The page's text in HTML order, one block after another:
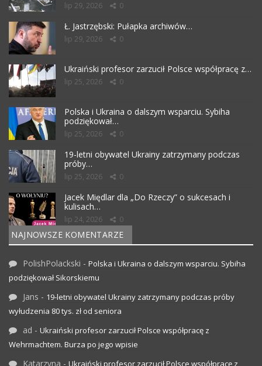
lip 29, 2026 0
Ł. Jastrzębski: Pułapka archiwów…
lip 29, 2026 0
Ukraiński profesor zarzucił Polsce współpracę z…
lip 25, 2026 0
Polska i Ukraina o dalszym wsparciu. Sybiha
podziękował…
lip 25, 2026 0
19-letni obywatel Ukrainy zatrzymany podczas
próby…
lip 25, 2026 0
Jacek Międlar dla „Do Rzeczy” o sukcesach i
kulisach…
lip 24, 2026 0
NAJNOWSZE KOMENTARZE
PolishPolackski - Polska i Ukraina o dalszym wsparciu. Sybiha
podziękował Sikorskiemu
Jans - 19-letni obywatel Ukrainy zatrzymany podczas próby
wyłudzenia 80 tys. zł od seniora
ad - Ukraiński profesor zarzucił Polsce współpracę z
Wehrmachtem. Burza po jego wpisie
Katarzyna - Ukraiński profesor zarzucił Polsce współpracę z